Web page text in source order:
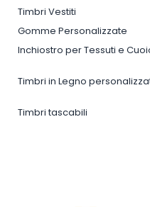
Timbri Vestiti
Gomme Personalizzate
Inchiostro per Tessuti e
Timbri in Legno
Timbri tascabili